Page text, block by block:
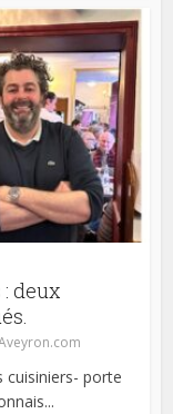
deux
cuisiniers- porte